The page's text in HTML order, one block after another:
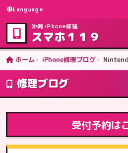
Language
沖縄 iPhone修理
スマホ１１９
ホーム iPhone修理ブログ
修理ブログ
受付予約は